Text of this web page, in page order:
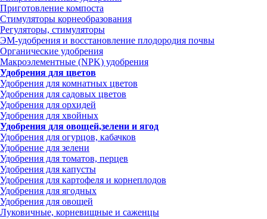
Приготовление компоста
Стимуляторы корнеобразования
Регуляторы, стимуляторы
ЭМ-удобрения и восстановление плодородия почвы
Органические удобрения
Макроэлементные (NPK) удобрения
Удобрения для цветов
Удобрения для комнатных цветов
Удобрения для садовых цветов
Удобрения для орхидей
Удобрения для хвойных
Удобрения для овощей,зелени и ягод
Удобрения для огурцов, кабачков
Удобрение для зелени
Удобрения для томатов, перцев
Удобрения для капусты
Удобрения для картофеля и корнеплодов
Удобрения для ягодных
Удобрения для овощей
Луковичные, корневищные и саженцы